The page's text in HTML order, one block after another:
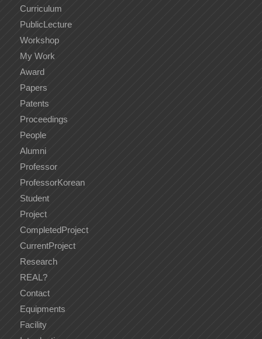
Curriculum
PublicLecture
Workshop
My Work
Award
Papers
Patents
Proceedings
People
Alumni
Professor
ProfessorKorean
Student
Project
CompletedProject
CurrentProject
Research
REAL?
Contact
Equipments
Facility